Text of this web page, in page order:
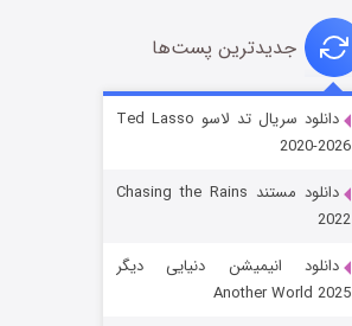
قسمت
جدیدترین پست‌ها
دانلود سریال تد لاسو Ted Lasso
2020-2026
دانلود مستند Chasing the Rains
2022
دانلود انیمیشن دنیایی دیگر
Another World 2025